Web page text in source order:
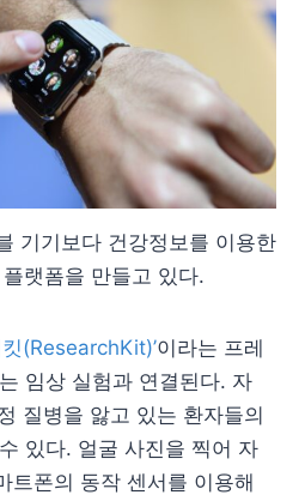
기기보다 건강정보를 이용한
랫폼을 만들고 있다.
킷(ResearchKit)’이라는 프레
임상 실험과 연결된다. 자
질병을 앓고 있는 환자들의
있다. 얼굴 사진을 찍어 자
트폰의 동작 센서를 이용해